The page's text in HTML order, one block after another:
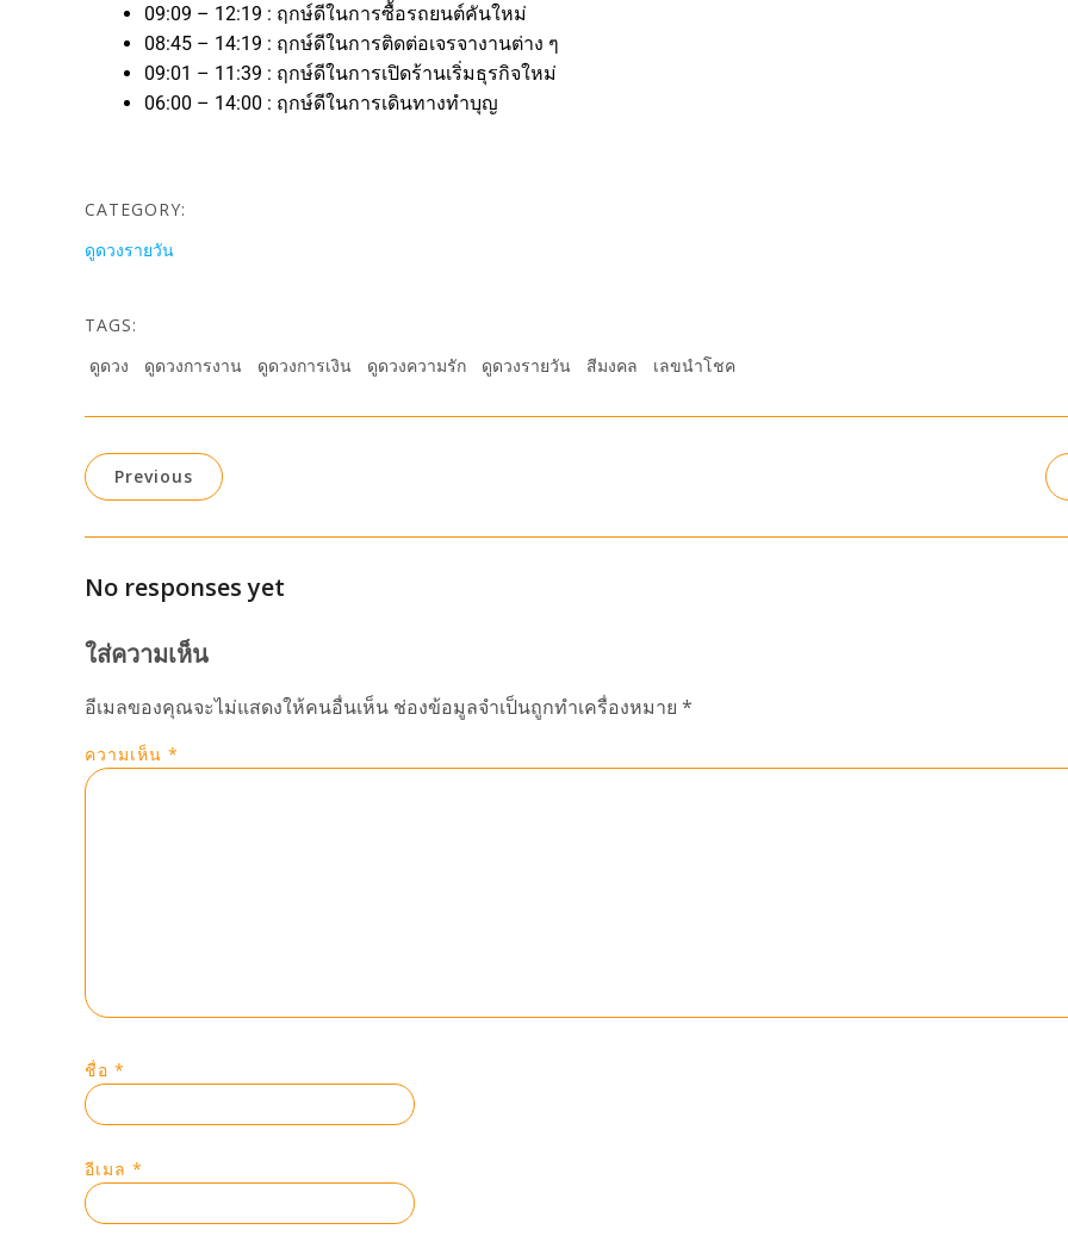
09:09 – 12:19 : ฤกษ์ดีในการซื้อรถยนต์คันใหม่
08:45 – 14:19 : ฤกษ์ดีในการติดต่อเจรจางานต่าง ๆ
09:01 – 11:39 : ฤกษ์ดีในการเปิดร้านเริ่มธุรกิจใหม่
06:00 – 14:00 : ฤกษ์ดีในการเดินทางทำบุญ
CATEGORY:
ดูดวงรายวัน
TAGS:
ดูดวง
ดูดวงการงาน ดูดวงการเงิน ดูดวงความรัก ดูดวงรายวัน สีมงคล เลขนำโชค
Previous
No responses yet
ใส่ความเห็น
อีเมลของคุณจะไม่แสดงให้คนอื่นเห็น ช่องข้อมูลจำเป็นถูกทำเครื่องหมาย *
ความเห็น *
ชื่อ *
อีเมล *